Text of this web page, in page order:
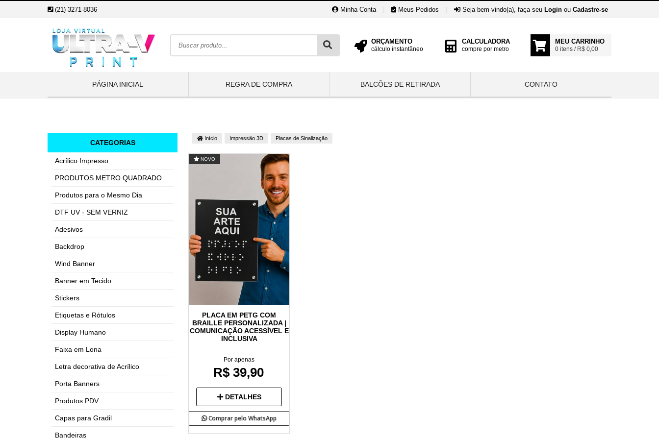
(21) 3271-8036 Minha Conta Meus Pedidos Seja bem-vindo(a), faça seu Login ou Cadastre-se
ORÇAMENTO
cálculo instantâneo
CALCULADORA
compre por metro
MEU CARRINHO
0 itens / R$ 0,00
PÁGINA INICIAL REGRA DE COMPRA BALCÕES DE RETIRADA CONTATO
CATEGORIAS
Acrílico Impresso
PRODUTOS METRO QUADRADO
Produtos para o Mesmo Dia
DTF UV - SEM VERNIZ
Adesivos
Backdrop
Wind Banner
Banner em Tecido
Stickers
Etiquetas e Rótulos
Display Humano
Faixa em Lona
Letra decorativa de Acrílico
Porta Banners
Produtos PDV
Capas para Gradil
Bandeiras
Início Impressão 3D Placas de Sinalização
NOVO
PLACA EM PETG COM
BRAILLE PERSONALIZADA |
COMUNICAÇÃO ACESSÍVEL E
INCLUSIVA
Por apenas
R$ 39,90
DETALHES
Comprar pelo WhatsApp